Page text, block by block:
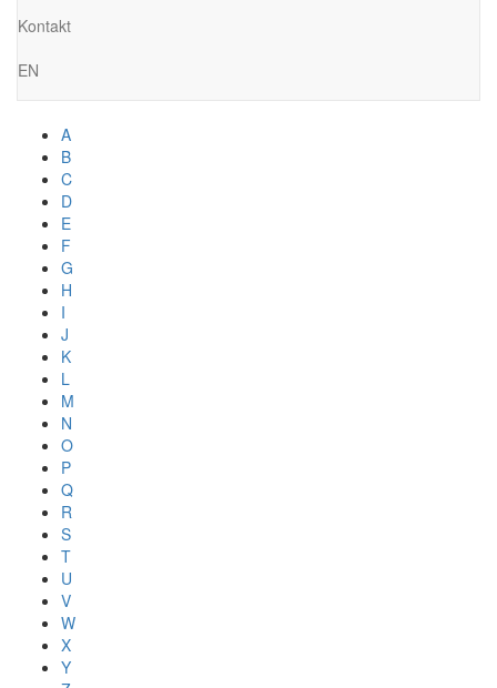
Kontakt
EN
A
B
C
D
E
F
G
H
I
J
K
L
M
N
O
P
Q
R
S
T
U
V
W
X
Y